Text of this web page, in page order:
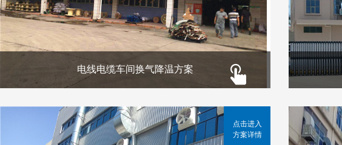
电线电缆车间换气降温方案
点击进入
方案详情